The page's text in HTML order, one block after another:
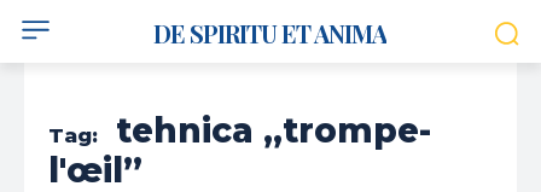
DE SPIRITU ET ANIMA
Tag:
tehnica „trompe-
l'œil”